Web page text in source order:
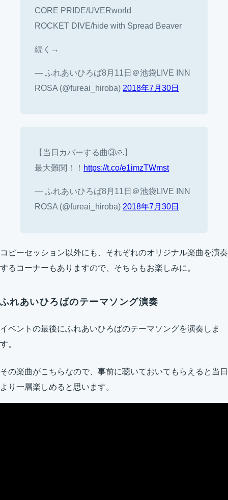
CORE PRIDE/UVERworld
ROCKET DIVE/hide with Spread Beaver
続く→
— ふれあいひろば8月11日＠池袋LIVE INN
ROSA (@fureai_hiroba) 2018年7月30日
【当日カバーする曲③🙏】
最大難関！！ https://t.co/e1imzTWmst
— ふれあいひろば8月11日＠池袋LIVE INN
ROSA (@fureai_hiroba) 2018年7月30日
コピーセッション以外にも、それぞれのオリジナル楽曲を演奏
するコーナーもありますので、そちらもお楽しみに。
ふれあいひろばのテーマソング演奏
イベントの最後にふれあいひろばのテーマソングを演奏しま
す。
その楽曲がこちらなので、事前に聴いておいてもらえると当日
より一層楽しめると思います。